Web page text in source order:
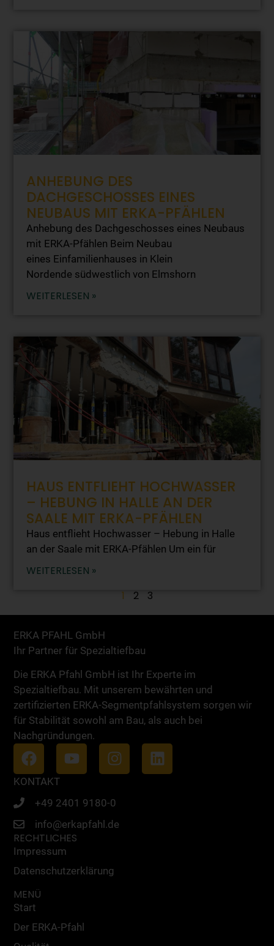
ANHEBUNG DES
DACHGESCHOSSES EINES
NEUBAUS MIT ERKA-PFÄHLEN
Anhebung des Dachgeschosses eines Neubaus
mit ERKA-Pfählen Beim Neubau
eines Einfamilienhauses in Klein
Nordende südwestlich von Elmshorn
WEITERLESEN »
HAUS ENTFLIEHT HOCHWASSER
– HEBUNG IN HALLE AN DER
SAALE MIT ERKA-PFÄHLEN
Haus entflieht Hochwasser – Hebung in Halle
an der Saale mit ERKA-Pfählen Um ein für
WEITERLESEN »
1
2 3
ERKA PFAHL GmbH
Ihr Partner für Spezialtiefbau
Die ERKA Pfahl GmbH ist Ihr Experte im
Spezialtiefbau. Mit unserem bewährten und
zertifizierten ERKA-Segmentpfahlsystem sorgen wir
für Stabilität sowohl am Bau, als auch bei
Nachgründungen.
KONTAKT
+49 2401 9180-0
info@erkapfahl.de
RECHTLICHES
Impressum
Datenschutzerklärung
MENÜ
Start
Der ERKA-Pfahl